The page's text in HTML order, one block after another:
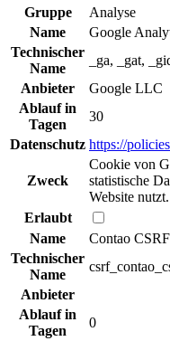
Gruppe
Analyse
Name
Google
Technischer
Name
_ga, _gat,
Anbieter
Google LLC
Ablauf in
Tagen
30
Datenschutz https://
Zweck
Cookie von
statistische
Website nutzt.
Erlaubt
Name
Contao
Technischer
Name
Anbieter
Ablauf in
Tagen
0